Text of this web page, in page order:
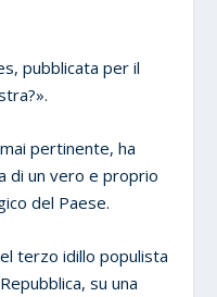
pubblicata per il
pertinente, ha
di un vero e proprio
del Paese.
terzo idillo populista
su una